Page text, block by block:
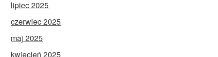
lipiec 2025
czerwiec 2025
maj 2025
kwiecień 2025